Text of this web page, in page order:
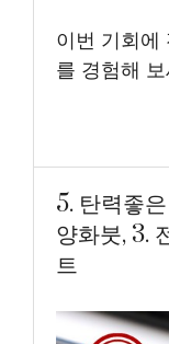
이번 기회에
를 경험해
5. 탄력좋
양화붓, 3.
트